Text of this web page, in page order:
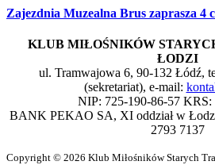
Zajezdnia Muzealna Brus zaprasza 4
KLUB MIŁOŚNIKÓW
ŁODZI
ul. Tramwajowa 6, 90-132 Łódź,
(sekretariat), e-mail:
NIP: 725-190-86-57 KRS:
BANK PEKAO SA, XI oddział w
2793 7137
Copyright © 2026 Klub Miłośników Starych